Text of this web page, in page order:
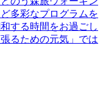
多彩なプログラムを
する時間をお過ごし
るための元気」では